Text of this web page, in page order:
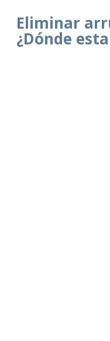
Eliminar
¿Dónde